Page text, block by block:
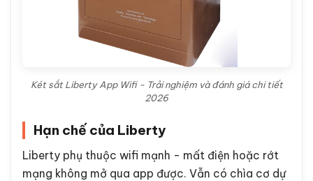
Két sắt Liberty App Wifi - Trải nghiệm và đánh giá chi tiết
2026
Hạn chế của Liberty
Liberty phụ thuộc wifi mạnh - mất điện hoặc rớt
mạng không mở qua app được. Vẫn có chìa cơ dự